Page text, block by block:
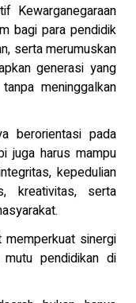
Kewarganegaraan
bagi para pendidik
serta merumuskan
generasi yang
meninggalkan
berorientasi pada
juga harus mampu
kepedulian
kreativitas, serta
sinergi
mutu pendidikan di